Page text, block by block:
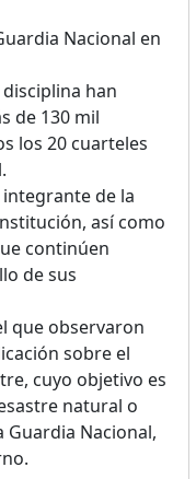
Nacional en
han
de 130 mil
los 20 cuarteles
de la
así como
continúen
de sus
que observaron
sobre el
cuyo objetivo es
natural o
Nacional,